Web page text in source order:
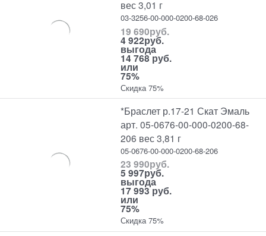
вес 3,01 г
03-3256-00-000-0200-68-026
19 690руб.
4 922руб.
выгода
14 768 руб.
или
75%
Скидка 75%
*Браслет р.17-21 Скат Эмаль
арт. 05-0676-00-000-0200-68-
206 вес 3,81 г
05-0676-00-000-0200-68-206
23 990руб.
5 997руб.
выгода
17 993 руб.
или
75%
Скидка 75%